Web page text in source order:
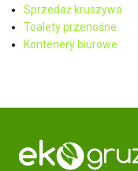
Sprzedaż kruszywa
Toalety przenośne
Kontenery biurowe